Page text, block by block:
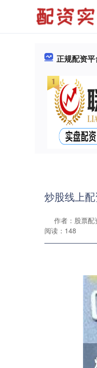
正规配资
炒股线上
作者：股票配
阅读：148